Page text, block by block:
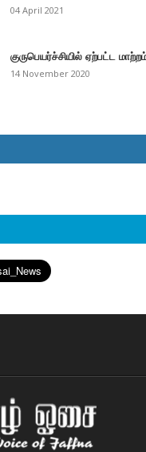
04 April 2021
குருபெயர்ச்சியில் ஏற்பட்ட
14 November 2020